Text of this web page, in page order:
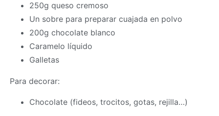
250g queso cremoso
Un sobre para preparar cuajada en polvo
200g chocolate blanco
Caramelo líquido
Galletas
Para decorar:
Chocolate (fideos, trocitos, gotas, rejilla…)